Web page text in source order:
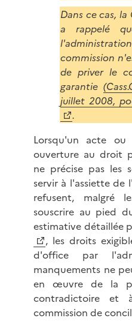
Dans ce cas,
a rappelé
commission
de priver le
garantie
juillet 2008,
.
Lorsqu'un acte
ouverture au droit
ne précise pas les
servir à l'assiette de
refusent, malgré
souscrire au pied
estimative détaillée
, les droits
d'office par
manquements ne
en œuvre de la
contradictoire et
commission de